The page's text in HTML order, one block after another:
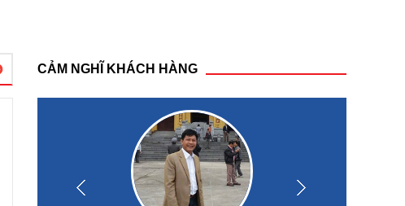
CẢM NGHĨ KHÁCH HÀNG